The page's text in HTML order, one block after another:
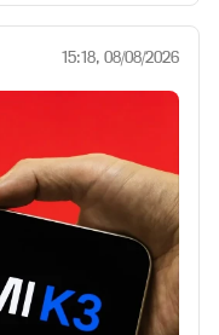
15:18, 08/08/2026